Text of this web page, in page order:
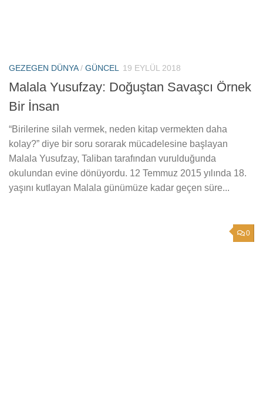
GEZEGEN DÜNYA/ GÜNCEL 19 EYLÜL 2018
Malala Yusufzay: Doğuştan Savaşcı Örnek
Bir İnsan
“Birilerine silah vermek, neden kitap vermekten daha
kolay?” diye bir soru sorarak mücadelesine başlayan
Malala Yusufzay, Taliban tarafından vurulduğunda
okulundan evine dönüyordu. 12 Temmuz 2015 yılında 18.
yaşını kutlayan Malala günümüze kadar geçen süre...
0